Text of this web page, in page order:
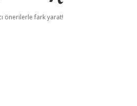
önerilerle fark yarat!